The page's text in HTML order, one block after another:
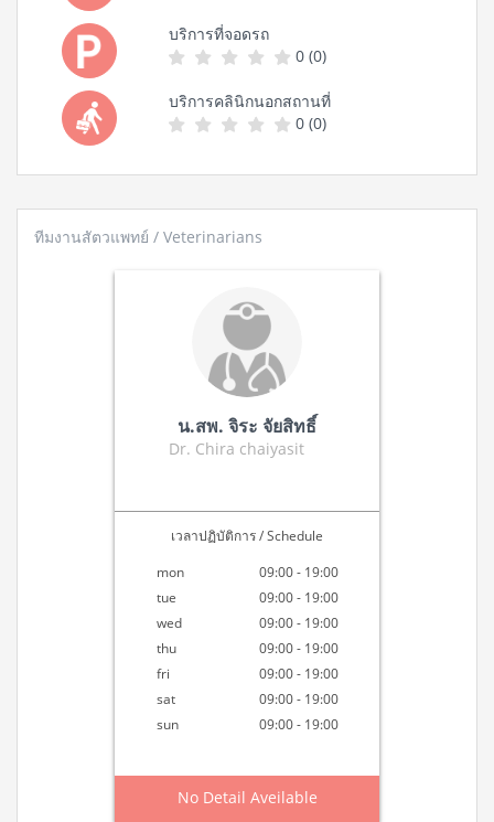
บริการที่จอดรถ
0 (0)
บริการคลินิกนอกสถานที่
0 (0)
ทีมงานสัตวแพทย์ / Veterinarians
น.สพ. จิระ จัยสิทธิ์
Dr. Chira chaiyasit
เวลาปฏิบัติการ / Schedule
mon
09:00 - 19:00
tue
09:00 - 19:00
wed
09:00 - 19:00
thu
09:00 - 19:00
fri
09:00 - 19:00
sat
09:00 - 19:00
sun
09:00 - 19:00
No Detail Aveilable